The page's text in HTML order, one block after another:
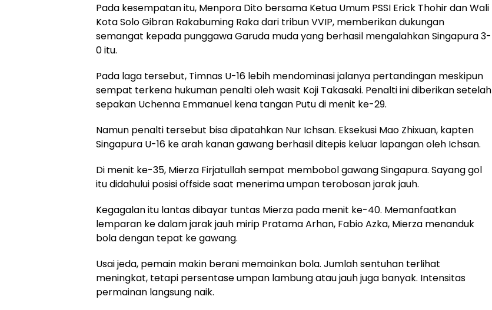
Pada kesempatan itu, Menpora Dito bersama Ketua Umum PSSI Erick Thohir dan Wali
Kota Solo Gibran Rakabuming Raka dari tribun VVIP, memberikan dukungan
semangat kepada punggawa Garuda muda yang berhasil mengalahkan Singapura 3-
0 itu.
Pada laga tersebut, Timnas U-16 lebih mendominasi jalanya pertandingan meskipun
sempat terkena hukuman penalti oleh wasit Koji Takasaki. Penalti ini diberikan setelah
sepakan Uchenna Emmanuel kena tangan Putu di menit ke-29.
Namun penalti tersebut bisa dipatahkan Nur Ichsan. Eksekusi Mao Zhixuan, kapten
Singapura U-16 ke arah kanan gawang berhasil ditepis keluar lapangan oleh Ichsan.
Di menit ke-35, Mierza Firjatullah sempat membobol gawang Singapura. Sayang gol
itu didahului posisi offside saat menerima umpan terobosan jarak jauh.
Kegagalan itu lantas dibayar tuntas Mierza pada menit ke-40. Memanfaatkan
lemparan ke dalam jarak jauh mirip Pratama Arhan, Fabio Azka, Mierza menanduk
bola dengan tepat ke gawang.
Usai jeda, pemain makin berani memainkan bola. Jumlah sentuhan terlihat
meningkat, tetapi persentase umpan lambung atau jauh juga banyak. Intensitas
permainan langsung naik.